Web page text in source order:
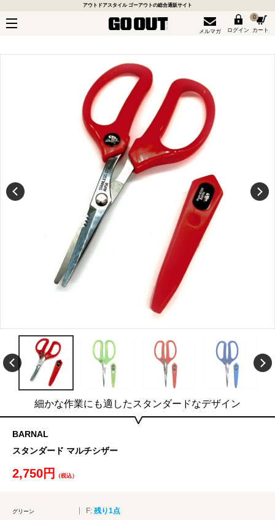
アウトドアスタイル ゴーアウトの総合通販サイト
メルマガ ログイン
0
カート
細かな作業にも適したスタンダードなデザイン
BARNAL
スタンダード マルチシザー
2,750円 （税込）
グリーン F: 残り1点